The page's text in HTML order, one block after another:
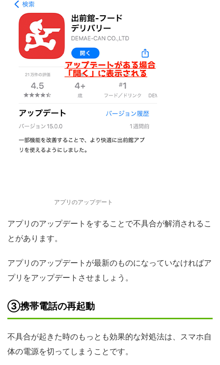
アプリのアップデート
アプリのアップデートをすることで不具合が解消されるこ
とがあります。
アプリのアップデートが最新のものになっていなければア
プリをアップデートさせましょう。
③携帯電話の再起動
不具合が起きた時のもっとも効果的な対処法は、スマホ自
体の電源を切ってしまうことです。